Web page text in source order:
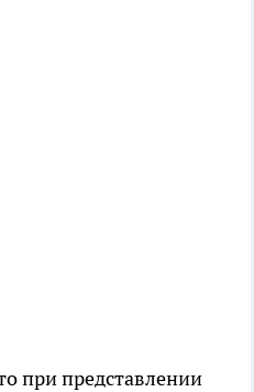
при представлении